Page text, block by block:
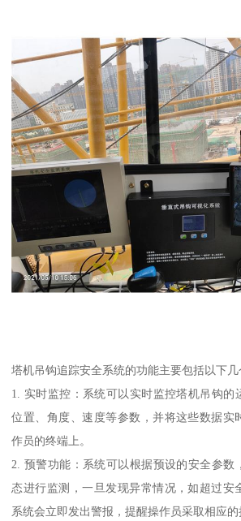
塔机吊钩追踪安全系统的功能主要包括以下几
1. 实时监控：系统可以实时监控塔机吊钩的
位置、角度、速度等参数，并将这些数据实
作员的终端上。
2. 预警功能：系统可以根据预设的安全参数
态进行监测，一旦发现异常情况，如超过安
系统会立即发出警报，提醒操作员采取相应的